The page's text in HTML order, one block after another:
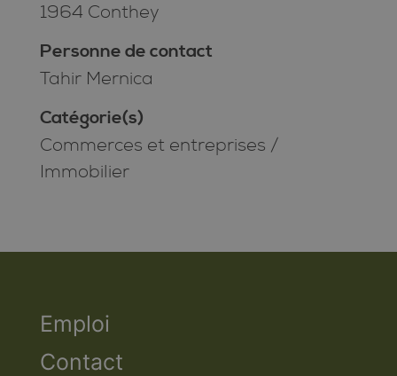
1964 Conthey
Personne de contact
Tahir Mernica
Catégorie(s)
Commerces et entreprises /
Immobilier
Emploi
Contact